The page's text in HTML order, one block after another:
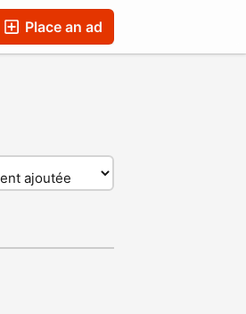
Place an ad